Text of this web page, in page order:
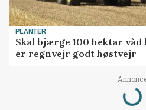
PLANTER
Skal bjærge 100 hektar våd
er regnvejr godt høstvejr
Loading...